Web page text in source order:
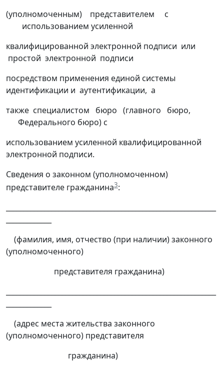
(уполномоченным) представителем с
использованием усиленной
квалифицированной электронной подписи или
простой электронной подписи
посредством применения единой системы
идентификации и аутентификации, а
также специалистом бюро (главного бюро,
Федерального бюро) с
использованием усиленной квалифицированной
электронной подписи.
Сведения о законном (уполномоченном)
представителе гражданина3:
(фамилия, имя, отчество (при наличии) законного
(уполномоченного)
представителя гражданина)
(адрес места жительства законного
(уполномоченного) представителя
гражданина)